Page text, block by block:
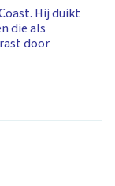
Hij duikt
die als
door